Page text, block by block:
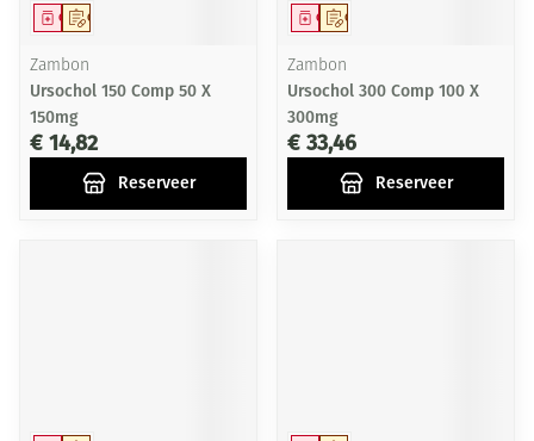
Op voorschrift
Geneesmiddel
Zambon
Ursochol 150 Comp 50 X
150mg
€ 14,82
Reserveer
Op voorschrift
Geneesmiddel
Zambon
Ursochol 300 Comp 100 X
300mg
€ 33,46
Reserveer